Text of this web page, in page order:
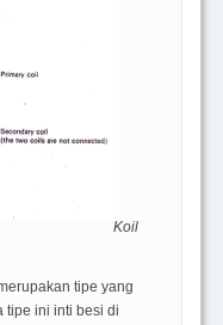
Koil
tipe yang
tipe ini inti besi di